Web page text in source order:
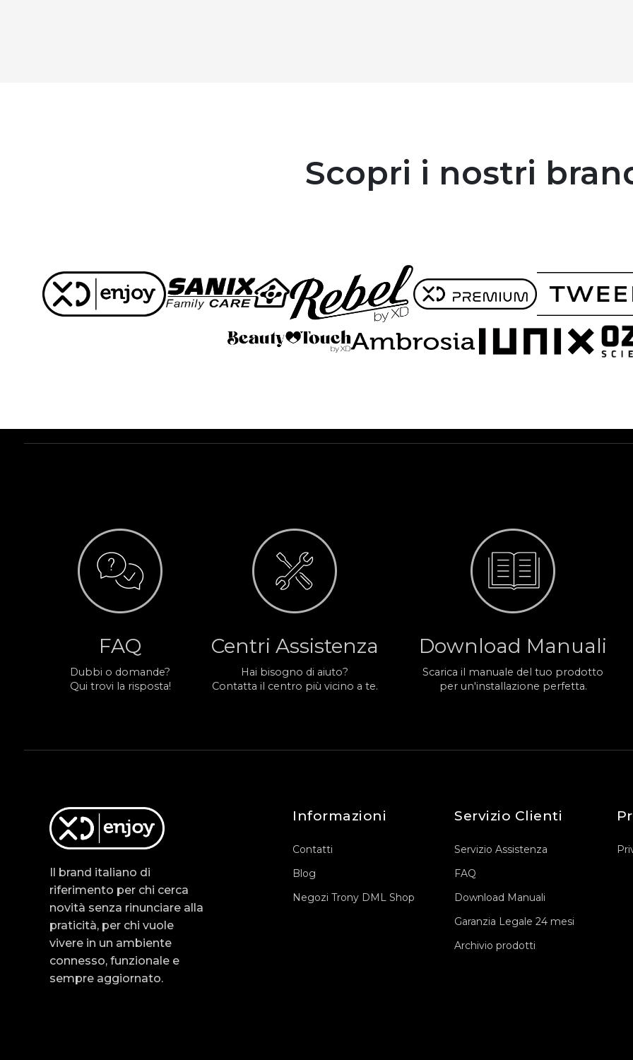
Scopri i nostri
FAQ
Dubbi o domande?
Qui trovi la risposta!
Centri Assistenza
Hai bisogno di aiuto?
Contatta il centro più vicino a te.
Download Manuali
Scarica il manuale del tuo prodotto
per un'installazione perfetta.
Il brand italiano di
riferimento per chi cerca
novità senza rinunciare alla
praticità, per chi vuole
vivere in un ambiente
connesso, funzionale e
sempre aggiornato.
Informazioni
Contatti
Blog
Negozi Trony DML Shop
Servizio Clienti
Servizio Assistenza
FAQ
Download Manuali
Garanzia Legale 24 mesi
Archivio prodotti